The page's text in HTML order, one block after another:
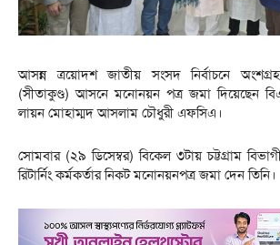
আসন্ন ত্রয়োদশ জাতীয় সংসদ নির্বাচনে
(সীতাকুণ্ড) আসনে মনোনয়ন পত্র জমা দিয়েছেন
লায়ন মোহাম্মদ আসলাম চৌধুরী এফসিএ।
সোমবার (২৯ ডিসেম্বর) বিকেল ৩টায় চট্টগ্রাম
রিটার্নিং কর্মকর্তার নিকট মনোনয়নপত্র জমা দেন তিনি।